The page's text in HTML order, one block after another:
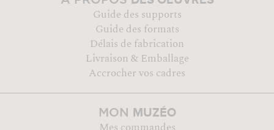
Guide des supports
Guide des formats
Délais de fabrication
Livraison & Emballage
Accrocher vos cadres
MON MUZÉO